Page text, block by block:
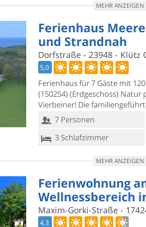
MEHR ANZEIGEN
Ferienhaus
und Strandnah
Dorfstraße - 23948 - Klütz
5,0
Ferienhaus für 7 Gäste mit
(150254) (Erdgeschoss) Natur
Vierbeiner! Die
7 Personen
3 Schlafzimmer
MEHR ANZEIGEN
Ferienwohnung
Wellnessbereich
Maxim-Gorki-Straße -
4,3